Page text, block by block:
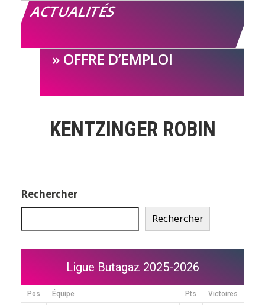
ACTUALITÉS
OFFRE D’EMPLOI
KENTZINGER ROBIN
Rechercher
Rechercher
Ligue Butagaz 2025-2026
Pos Équipe Pts Victoires